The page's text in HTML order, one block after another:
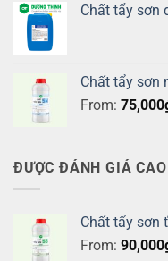
Chất tẩy sơn
Chất tẩy sơn
From: 75,000
ĐƯỢC ĐÁNH GIÁ CAO
Chất tẩy sơn
From: 90,000